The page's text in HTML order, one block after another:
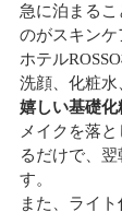
急に泊まる
のがスキンケ
ホテル
洗顔、化粧水
嬉しい基礎化
メイクを落
るだけで、
す。
また、ライ